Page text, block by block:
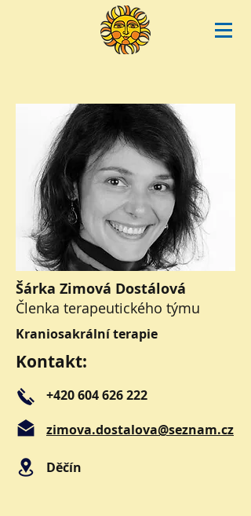
Šárka Zimová Dostálová
Členka terapeutického týmu
Kraniosakrální terapie
Kontakt:
+420 604 626 222
zimova.dostalova@seznam.cz
Děčín